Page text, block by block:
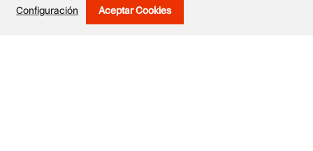
Configuración Aceptar Cookies